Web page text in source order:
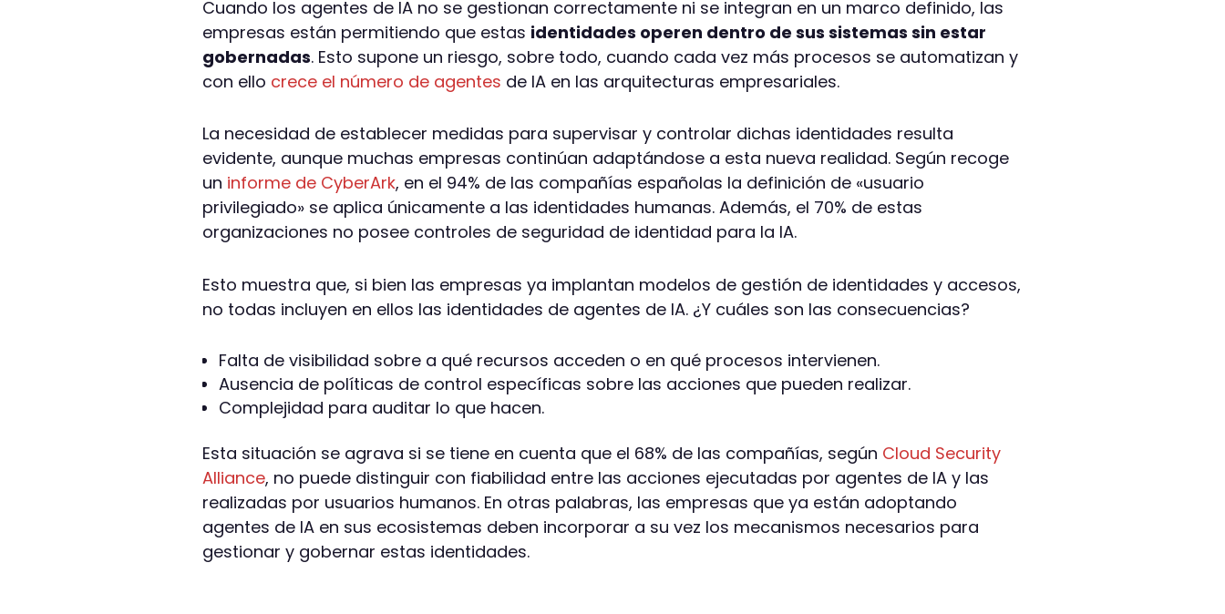
Cuando los agentes de IA no se gestionan correctamente ni se integran en un marco definido, las
empresas están permitiendo que estas identidades operen dentro de sus sistemas sin estar
gobernadas. Esto supone un riesgo, sobre todo, cuando cada vez más procesos se automatizan y
con ello crece el número de agentes de IA en las arquitecturas empresariales.
La necesidad de establecer medidas para supervisar y controlar dichas identidades resulta
evidente, aunque muchas empresas continúan adaptándose a esta nueva realidad. Según recoge
un informe de CyberArk, en el 94% de las compañías españolas la definición de «usuario
privilegiado» se aplica únicamente a las identidades humanas. Además, el 70% de estas
organizaciones no posee controles de seguridad de identidad para la IA.
Esto muestra que, si bien las empresas ya implantan modelos de gestión de identidades y accesos,
no todas incluyen en ellos las identidades de agentes de IA. ¿Y cuáles son las consecuencias?
Falta de visibilidad sobre a qué recursos acceden o en qué procesos intervienen.
Ausencia de políticas de control específicas sobre las acciones que pueden realizar.
Complejidad para auditar lo que hacen.
Esta situación se agrava si se tiene en cuenta que el 68% de las compañías, según Cloud Security
Alliance, no puede distinguir con fiabilidad entre las acciones ejecutadas por agentes de IA y las
realizadas por usuarios humanos. En otras palabras, las empresas que ya están adoptando
agentes de IA en sus ecosistemas deben incorporar a su vez los mecanismos necesarios para
gestionar y gobernar estas identidades.